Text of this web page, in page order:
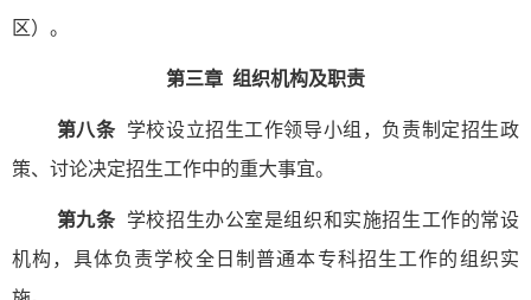
区）。
第三章 组织机构及职责
第八条
学校设立招生工作领导小组，负责制定招生政
策、讨论决定招生工作中的重大事宜。
第九条
学校招生办公室是组织和实施招生工作的常设
机构，具体负责学校全日制普通本专科招生工作的组织实